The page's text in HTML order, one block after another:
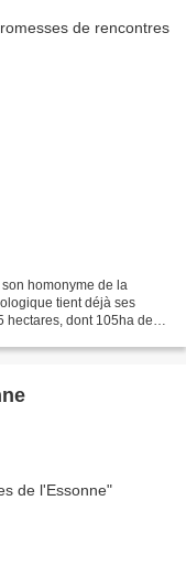
homonyme de la
tient déjà ses
hectares, dont 105ha de